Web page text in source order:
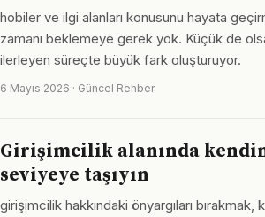
hobiler ve ilgi alanları konusunu hayata
zamanı beklemeye gerek yok. Küçük de
ilerleyen süreçte büyük fark oluşturuyor.
6 Mayıs 2026 · Güncel Rehber
Girişimcilik alanında
seviyeye taşıyın
girişimcilik hakkındaki önyargıları bırakmak,